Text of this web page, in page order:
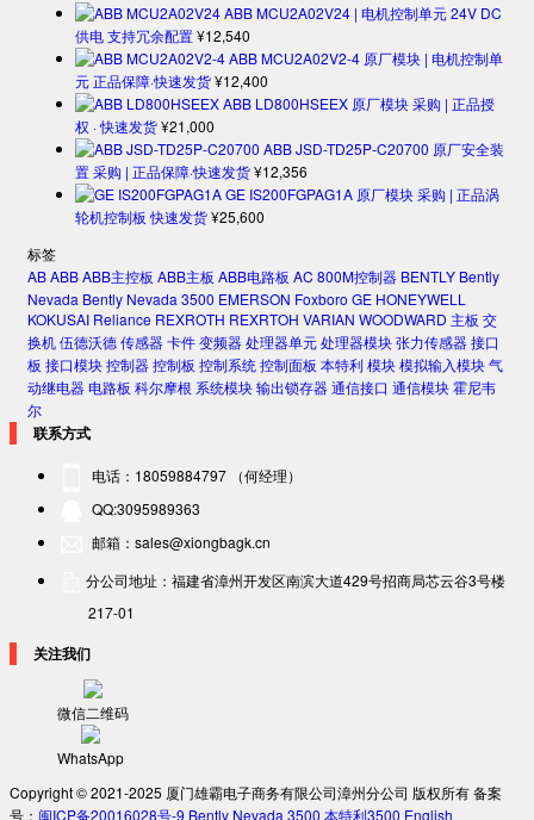
ABB MCU2A02V24 | 电机控制单元 24V DC
供电 支持冗余配置¥12,540
ABB MCU2A02V2-4 原厂模块 | 电机控制单
元 正品保障·快速发货¥12,400
ABB LD800HSEEX 原厂模块 采购 | 正品授
权 · 快速发货¥21,000
ABB JSD-TD25P-C20700 原厂安全装
置 采购 | 正品保障·快速发货¥12,356
GE IS200FGPAG1A 原厂模块 采购 | 正品涡
轮机控制板 快速发货¥25,600
标签
ABABBABB主控板 ABB主板 ABB电路板 AC 800M控制器 BENTLY Bently
Nevada Bently Nevada 3500 EMERSON Foxboro GE HONEYWELL
KOKUSAI Reliance REXROTH REXRTOH VARIAN WOODWARD 主板 交
换机伍德沃德传感器卡件变频器处理器单元处理器模块张力传感器接口
板 接口模块控制器控制板 控制系统控制面板 本特利模块模拟输入模块气
动继电器电路板 科尔摩根 系统模块输出锁存器通信接口 通信模块霍尼韦
尔
联系方式
电话：18059884797 （何经理）
QQ:3095989363
邮箱：sales@xiongbagk.cn
分公司地址：福建省漳州开发区南滨大道429号招商局芯云谷3号楼
217-01
关注我们
微信二维码
WhatsApp
Copyright © 2021-2025 厦门雄霸电子商务有限公司漳州分公司 版权所有 备案
号： 闽ICP备20016028号-9 Bently Nevada 3500 本特利3500 English